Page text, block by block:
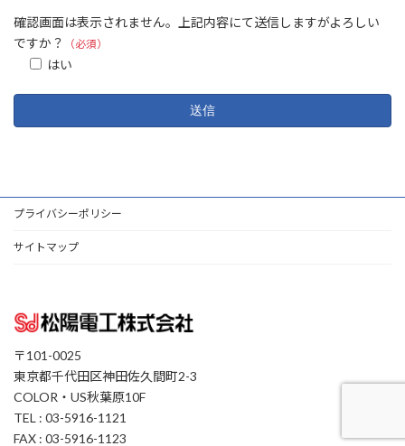
確認画面は表示されません。上記内容にて送信しますがよろしい
ですか？
（必須）
はい
プライバシーポリシー
サイトマップ
〒101-0025
東京都千代田区神田佐久間町2-3
COLOR・US秋葉原10F
TEL : 03-5916-1121
FAX : 03-5916-1123